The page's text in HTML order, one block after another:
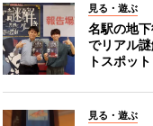
見る・遊ぶ
名駅の地下
でリアル
トスポッ
見る・遊ぶ